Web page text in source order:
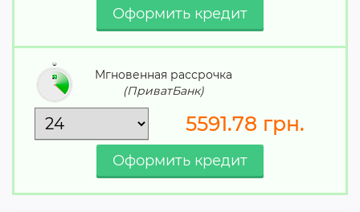
Мгновенная рассрочка
(ПриватБанк)
5591.78 грн.